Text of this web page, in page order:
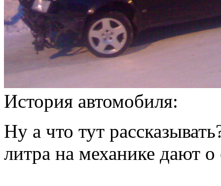
История автомобиля:
Ну а что тут
литра на механике дают